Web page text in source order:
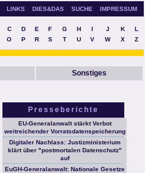
LINKS DIES&DAS SUCHE IMPRESSUM
C D E F G H I J K
L
O P R S T U V W X Z
Sonstiges
Presseberichte
EU-Generalanwalt stärkt Verbot
weitreichender Vorratsdatenspeicherung
Digitaler Nachlass: Justizministerium
klärt über "postmortalen Datenschutz"
auf
EuGH-Generalanwalt: Nationale Gesetze